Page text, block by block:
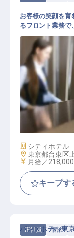
フロント
お客様の笑顔を育
るフロント業務で
施設業態
シティホテル
勤務地
東京都台東区
給与
月給／
キープす
正社員 宿泊
パレスホテル東